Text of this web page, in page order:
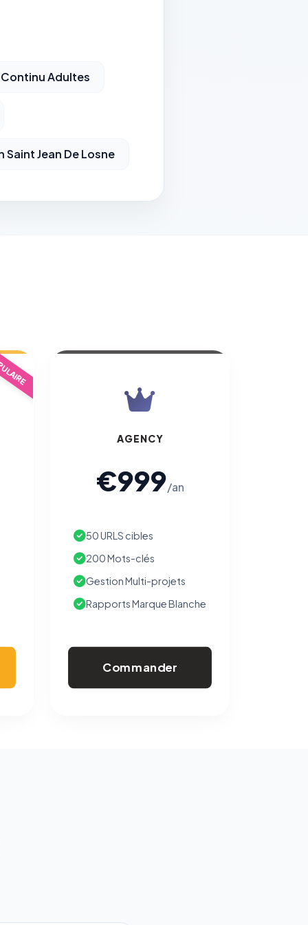
Adultes
Saint Jean De Losne
AGENCY
€999/an
50 URLS cibles
200 Mots-clés
Gestion Multi-projets
Rapports Marque Blanche
Commander